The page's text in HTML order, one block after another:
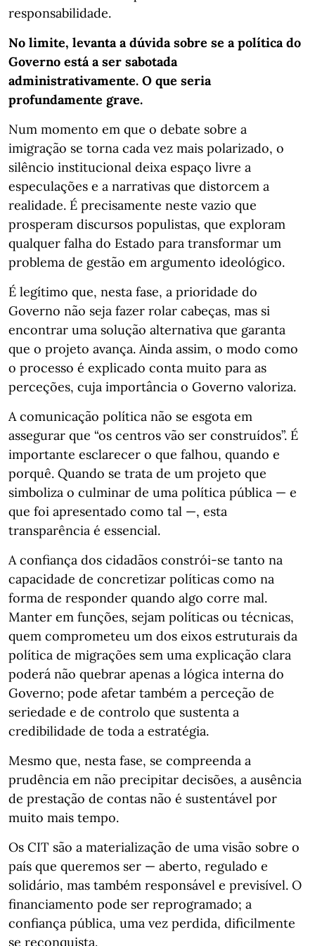
responsabilidade.
No limite, levanta a dúvida sobre se a política do
Governo está a ser sabotada
administrativamente. O que seria
profundamente grave.
Num momento em que o debate sobre a
imigração se torna cada vez mais polarizado, o
silêncio institucional deixa espaço livre a
especulações e a narrativas que distorcem a
realidade. É precisamente neste vazio que
prosperam discursos populistas, que exploram
qualquer falha do Estado para transformar um
problema de gestão em argumento ideológico.
É legítimo que, nesta fase, a prioridade do
Governo não seja fazer rolar cabeças, mas si
encontrar uma solução alternativa que garanta
que o projeto avança. Ainda assim, o modo como
o processo é explicado conta muito para as
perceções, cuja importância o Governo valoriza.
A comunicação política não se esgota em
assegurar que “os centros vão ser construídos”. É
importante esclarecer o que falhou, quando e
porquê. Quando se trata de um projeto que
simboliza o culminar de uma política pública — e
que foi apresentado como tal —, esta
transparência é essencial.
A confiança dos cidadãos constrói-se tanto na
capacidade de concretizar políticas como na
forma de responder quando algo corre mal.
Manter em funções, sejam políticas ou técnicas,
quem comprometeu um dos eixos estruturais da
política de migrações sem uma explicação clara
poderá não quebrar apenas a lógica interna do
Governo; pode afetar também a perceção de
seriedade e de controlo que sustenta a
credibilidade de toda a estratégia.
Mesmo que, nesta fase, se compreenda a
prudência em não precipitar decisões, a ausência
de prestação de contas não é sustentável por
muito mais tempo.
Os CIT são a materialização de uma visão sobre o
país que queremos ser — aberto, regulado e
solidário, mas também responsável e previsível. O
financiamento pode ser reprogramado; a
confiança pública, uma vez perdida, dificilmente
se reconquista.